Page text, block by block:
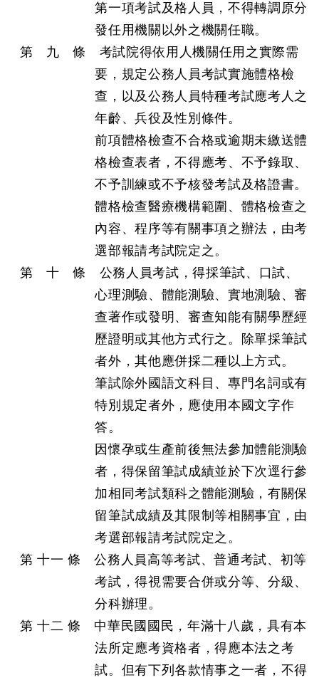
第一項考試及格人員，不得轉調原分
發任用機關以外之機關任職。
第 九 條 考試院得依用人機關任用之實際需
要，規定公務人員考試實施體格檢
查，以及公務人員特種考試應考人之
年齡、兵役及性別條件。
前項體格檢查不合格或逾期未繳送體
格檢查表者，不得應考、不予錄取、
不予訓練或不予核發考試及格證書。
體格檢查醫療機構範圍、體格檢查之
內容、程序等有關事項之辦法，由考
選部報請考試院定之。
第 十 條 公務人員考試，得採筆試、口試、
心理測驗、體能測驗、實地測驗、審
查著作或發明、審查知能有關學歷經
歷證明或其他方式行之。除單採筆試
者外，其他應併採二種以上方式。
筆試除外國語文科目、專門名詞或有
特別規定者外，應使用本國文字作
答。
因懷孕或生產前後無法參加體能測驗
者，得保留筆試成績並於下次逕行參
加相同考試類科之體能測驗，有關保
留筆試成績及其限制等相關事宜，由
考選部報請考試院定之。
第 十一 條 公務人員高等考試、普通考試、初等
考試，得視需要合併或分等、分級、
分科辦理。
第 十二 條 中華民國國民，年滿十八歲，具有本
法所定應考資格者，得應本法之考
試。但有下列各款情事之一者，不得